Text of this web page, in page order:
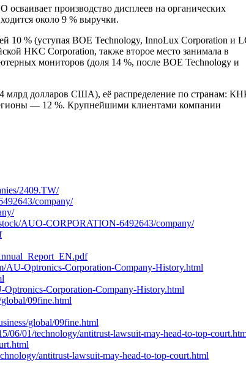
производство дисплеев на органических
около 9 % выручки.
10 % (уступая BOE Technology, InnoLux Corporation и
HKC Corporation, также второе место занимала в
мониторов (доля 14 %, после BOE Technology и
млрд долларов США), её распределение по странам:
— 12 %. Крупнейшими клиентами компании
2409.TW/
company/
AUO-CORPORATION-6492643/company/
AU-Optronics-Corporation-Company-History.html
Corporation-Company-History.html
09fine.html
global/09fine.html
06/01/technology/antitrust-lawsuit-may-head-to-top-
antitrust-lawsuit-may-head-to-top-court.html